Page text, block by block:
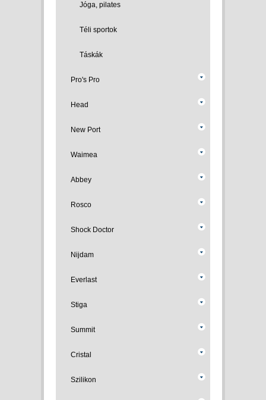
Jóga, pilates
Téli sportok
Táskák
Pro's Pro
Head
New Port
Waimea
Abbey
Rosco
Shock Doctor
Nijdam
Everlast
Stiga
Summit
Cristal
Szilikon